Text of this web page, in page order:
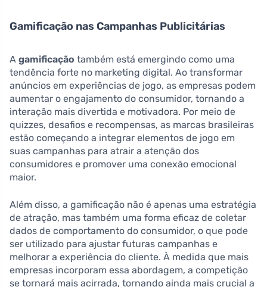
Gamificação nas Campanhas Publicitárias
A gamificação também está emergindo como uma
tendência forte no marketing digital. Ao transformar
anúncios em experiências de jogo, as empresas podem
aumentar o engajamento do consumidor, tornando a
interação mais divertida e motivadora. Por meio de
quizzes, desafios e recompensas, as marcas brasileiras
estão começando a integrar elementos de jogo em
suas campanhas para atrair a atenção dos
consumidores e promover uma conexão emocional
maior.
Além disso, a gamificação não é apenas uma estratégia
de atração, mas também uma forma eficaz de coletar
dados de comportamento do consumidor, o que pode
ser utilizado para ajustar futuras campanhas e
melhorar a experiência do cliente. À medida que mais
empresas incorporam essa abordagem, a competição
se tornará mais acirrada, tornando ainda mais crucial a